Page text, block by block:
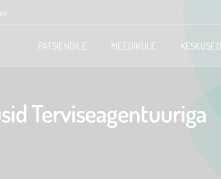
PATSIENDILE MEEDIKULE KESKUSED
Terviseagentuuriga